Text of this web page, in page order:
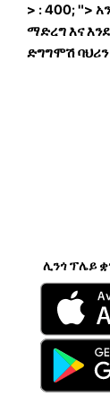
> : 400; ">
ማድረግ እና
ድግግሞሽ
ሊንጎ ፕሌይ